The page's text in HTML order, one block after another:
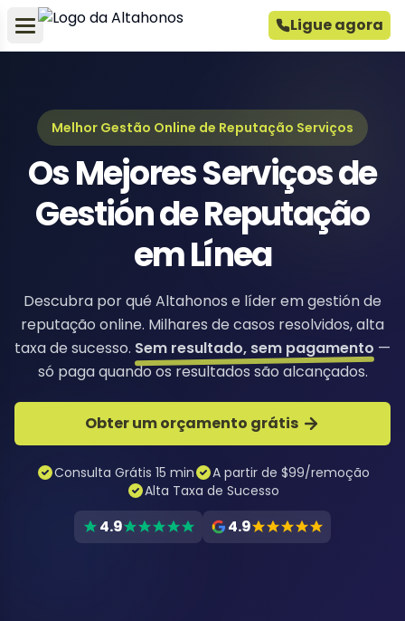
Ligue agora
Melhor Gestão Online de Reputação Serviços
Os Mejores Serviços de
Gestión de Reputação
em Línea
Descubra por qué Altahonos e líder em gestión de
reputação online. Milhares de casos resolvidos, alta
taxa de sucesso. Sem resultado, sem pagamento —
só paga quando os resultados são alcançados.
Obter um orçamento grátis
Consulta Grátis 15 min
A partir de $99/remoção
Alta Taxa de Sucesso
4.9 4.9